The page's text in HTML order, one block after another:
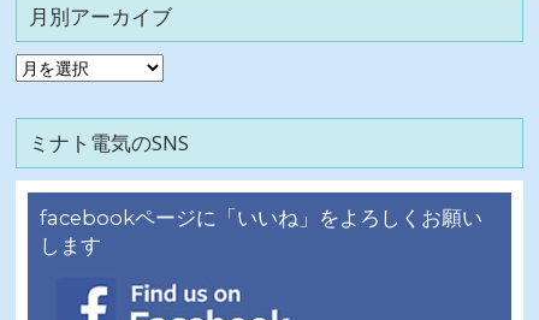
月別アーカイブ
月
ア
カ
ミナト電気のSNS
facebookページに「いいね」をよろしくお願い
します